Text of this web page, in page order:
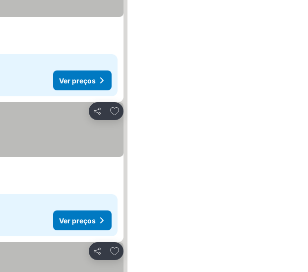
Ver preços
Partilhar
Adicionar aos favoritos
Ver preços
Partilhar
Adicionar aos favoritos